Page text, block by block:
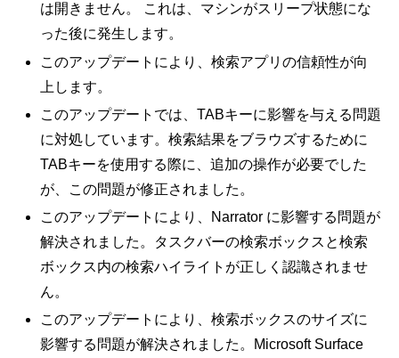
は開きません。 これは、マシンがスリープ状態にな
った後に発生します。
このアップデートにより、検索アプリの信頼性が向
上します。
このアップデートでは、TABキーに影響を与える問題
に対処しています。検索結果をブラウズするために
TABキーを使用する際に、追加の操作が必要でした
が、この問題が修正されました。
このアップデートにより、Narrator に影響する問題が
解決されました。タスクバーの検索ボックスと検索
ボックス内の検索ハイライトが正しく認識されませ
ん。
このアップデートにより、検索ボックスのサイズに
影響する問題が解決されました。Microsoft Surface